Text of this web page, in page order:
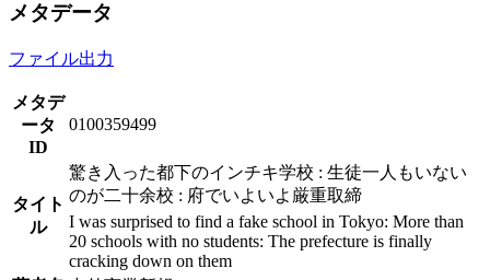
メタデータ
ファイル出力
メタデ
ータ
ID
0100359499
タイト
ル
驚き入った都下のインチキ学校 : 生徒一人もいない
のが二十余校 : 府でいよいよ厳重取締
I was surprised to find a fake school in Tokyo: More than
20 schools with no students: The prefecture is finally
cracking down on them